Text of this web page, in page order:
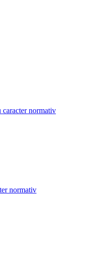
caracter normativ
normativ